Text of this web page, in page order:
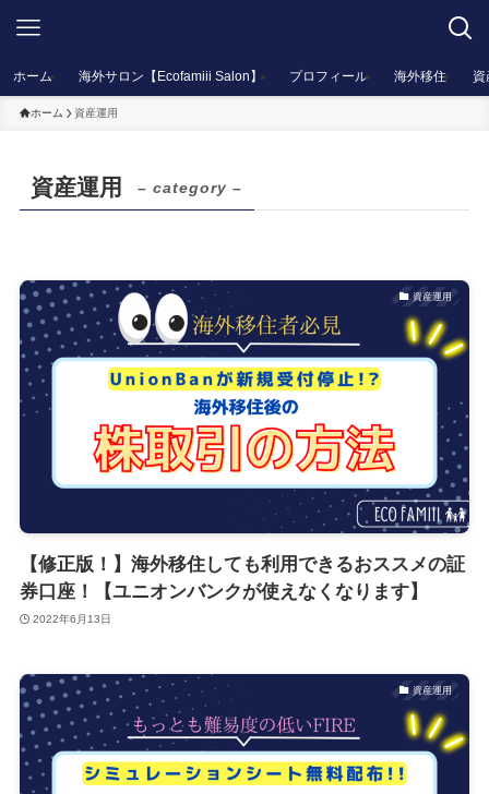
ホーム 海外サロン【Ecofamiii Salon】 プロフィール 海外移住 資
ホーム 資産運用
資産運用 – category –
資産運用
【修正版！】海外移住しても利用できるおススメの証
券口座！【ユニオンバンクが使えなくなります】
2022年6月13日
資産運用